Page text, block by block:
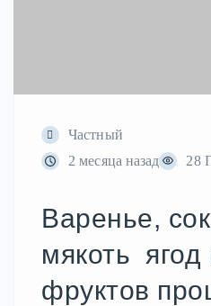
Частный
2 месяца назад
28
Варенье,
мякоть ягод
фруктов